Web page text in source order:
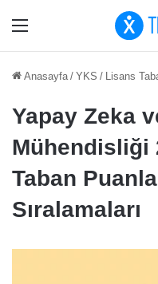
Menü
Anasayfa / YKS / Lisans
Yapay Zeka
Mühendisliği
Taban
Sıralamaları